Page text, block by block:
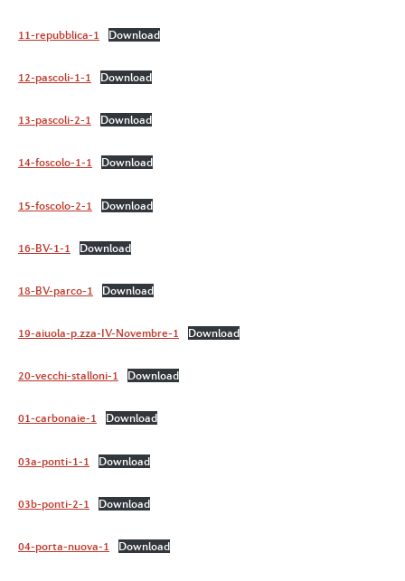
11-repubblica-1 Download
12-pascoli-1-1 Download
13-pascoli-2-1 Download
14-foscolo-1-1 Download
15-foscolo-2-1 Download
16-BV-1-1 Download
18-BV-parco-1 Download
19-aiuola-p.zza-IV-Novembre-1 Download
20-vecchi-stalloni-1 Download
01-carbonaie-1 Download
03a-ponti-1-1 Download
03b-ponti-2-1 Download
04-porta-nuova-1 Download